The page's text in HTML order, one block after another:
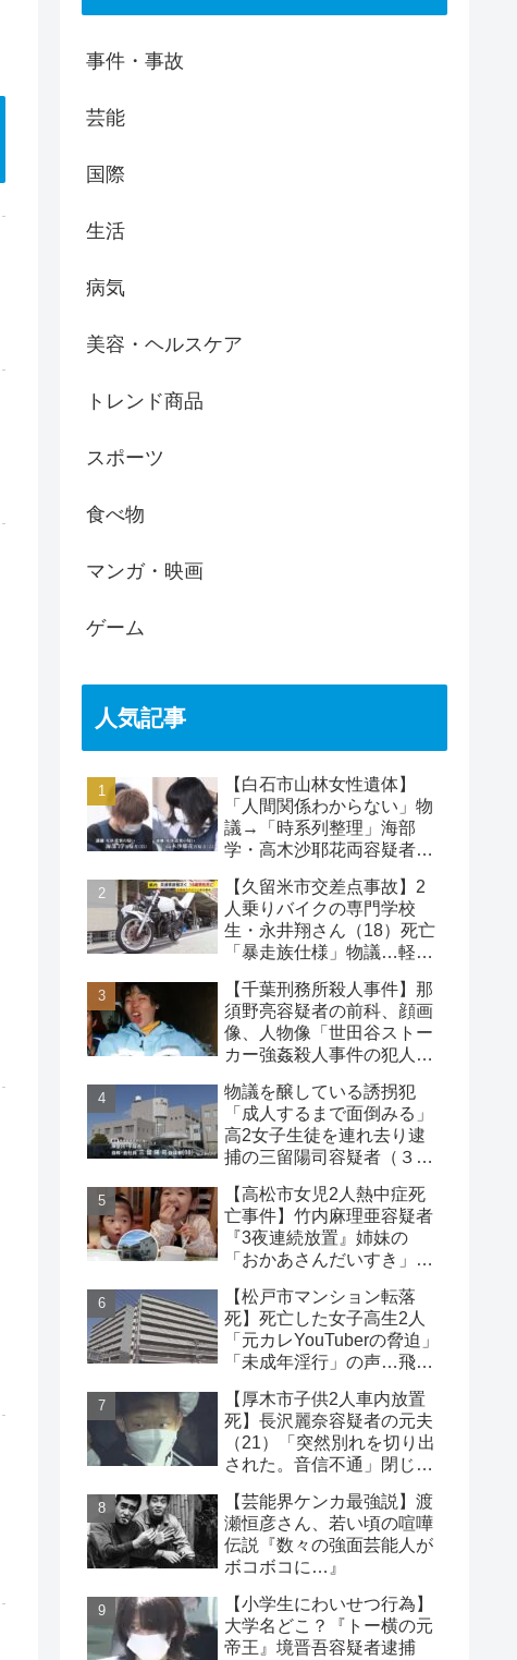
事件・事故
芸能
国際
生活
病気
美容・ヘルスケア
トレンド商品
スポーツ
食べ物
マンガ・映画
ゲーム
人気記事
【白石市山林女性遺体】
「人間関係わからない」物
議→「時系列整理」海部
学・高木沙耶花両容疑者、
な事件
【久留米市交差点事故】2
人乗りバイクの専門学校
生・永井翔さん（18）死亡
「暴走族仕様」物議…軽自
【千葉刑務所殺人事件】那
須野亮容疑者の前科、顔画
像、人物像「世田谷ストー
カー強姦殺人事件の犯人」
は？
物議を醸している誘拐犯
「成人するまで面倒みる」
高2女子生徒を連れ去り逮
捕の三留陽司容疑者（３
県】
【高松市女児2人熱中症死
亡事件】竹内麻理亜容疑者
『3夜連続放置』姉妹の
「おかあさんだいすき」折
論
【松戸市マンション転落
死】死亡した女子高生2人
「元カレYouTuberの脅迫」
「未成年淫行」の声…飛び
【厚木市子供2人車内放置
死】長沢麗奈容疑者の元夫
（21）「突然別れを切り出
された。音信不通」閉じ込
【芸能界ケンカ最強説】渡
瀬恒彦さん、若い頃の喧嘩
伝説『数々の強面芸能人が
ボコボコに…』
【小学生にわいせつ行為】
大学名どこ？『トー横の元
帝王』境晋吾容疑者逮捕